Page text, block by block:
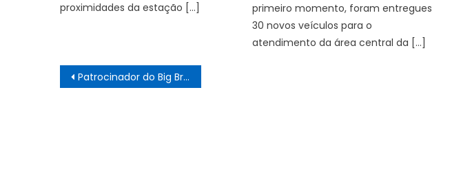
proximidades da estação […]
primeiro momento, foram entregues
30 novos veículos para o
atendimento da área central da […]
Navegação
de
Patrocinador do Big Brother Brasil 26 se manifesta após Ana Paula ficar sem apartamento mesmo após vencer Prova do Líder